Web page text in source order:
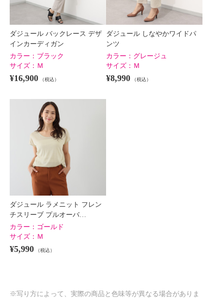
ダジュール バックレース デザ
インカーディガン
カラー： ブラック
サイズ： Ｍ
¥16,900 （税込）
ダジュール しなやかワイドパ
ンツ
カラー： グレージュ
サイズ： Ｍ
¥8,990 （税込）
ダジュール ラメニット フレン
チスリーブ プルオーバ…
カラー： ゴールド
サイズ： Ｍ
¥5,990 （税込）
※写り方によって、実際の商品と色味等が異なる場合がありま